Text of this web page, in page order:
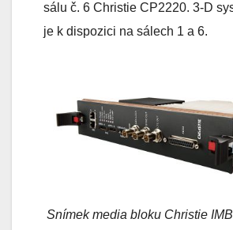
sálu č. 6 Christie CP2220. 3-D
je k dispozici na sálech 1 a 6.
Snímek media bloku Christie